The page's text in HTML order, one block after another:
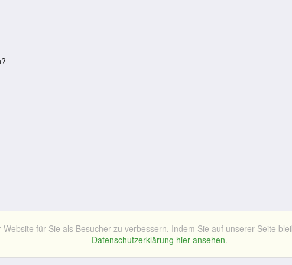
für Sie als Besucher zu verbessern. Indem Sie auf unserer Seite
Datenschutzerklärung hier ansehen.